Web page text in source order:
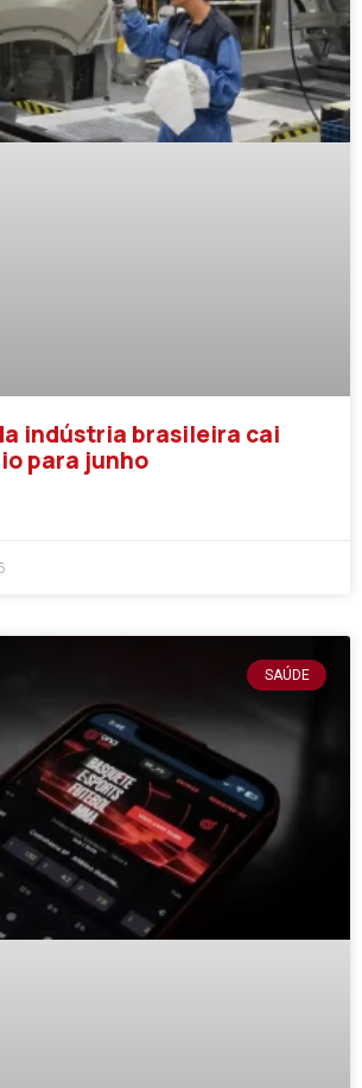
indústria brasileira cai
para junho
SAÚDE